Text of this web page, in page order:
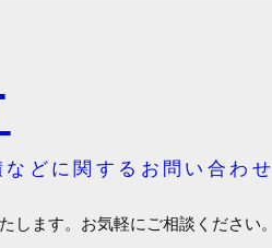
どに関するお問い合わせ
します。お気軽にご相談ください。